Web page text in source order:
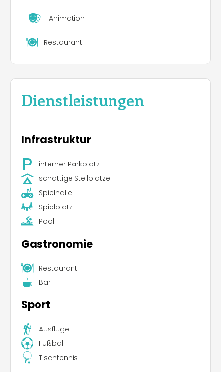
Animation
Restaurant
Dienstleistungen
Infrastruktur
interner Parkplatz
schattige Stellplätze
Spielhalle
Spielplatz
Pool
Gastronomie
Restaurant
Bar
Sport
Ausflüge
Fußball
Tischtennis